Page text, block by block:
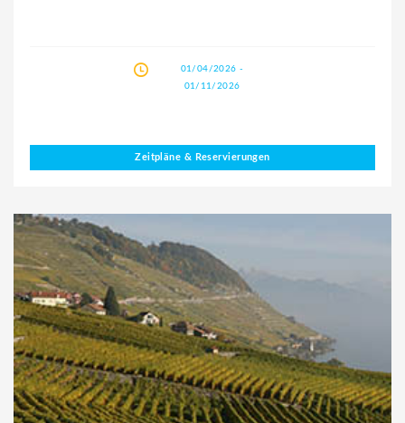
01/04/2026 -
01/11/2026
Zeitpläne & Reservierungen